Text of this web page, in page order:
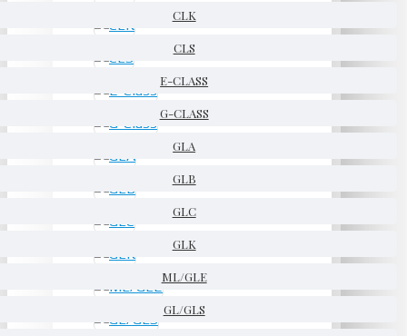
CLK
CLS
E-CLASS
G-CLASS
GLA
GLB
GLC
GLK
ML/GLE
GL/GLS